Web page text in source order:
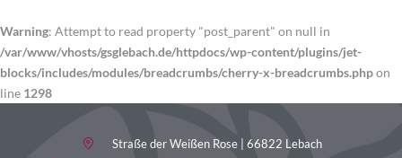
Warning: Attempt to read property "post_parent" on null in
/var/www/vhosts/gsglebach.de/httpdocs/wp-content/plugins/jet-
blocks/includes/modules/breadcrumbs/cherry-x-breadcrumbs.phpon
line 1298
Straße der Weißen Rose | 66822 Lebach